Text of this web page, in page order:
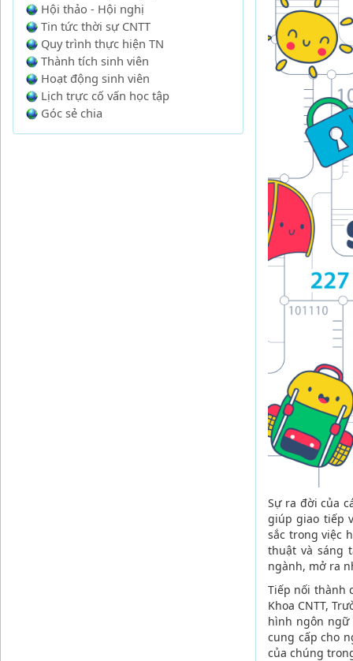
Hội thảo - Hội nghị
Tin tức thời sự CNTT
Quy trình thực hiện TN
Thành tích sinh viên
Hoạt động sinh viên
Lịch trực cố vấn học tập
Góc sẻ chia
Sự ra đời của
giúp giao tiếp
sắc trong việc
thuật và sáng
ngành, mở ra
Tiếp nối thành
Khoa CNTT,
hình ngôn ngữ
cung cấp cho
của chúng